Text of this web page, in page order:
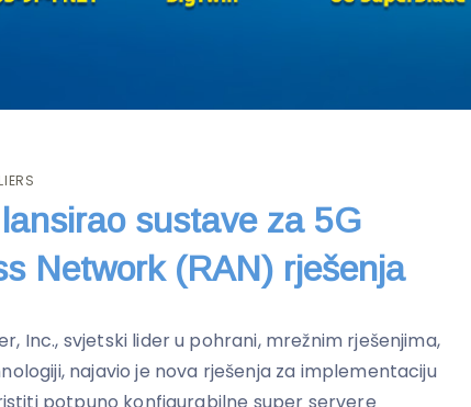
sustave za 5G
Network (RAN) rješenja
Inc., svjetski lider u pohrani, mrežnim rješenjima,
najavio je nova rješenja za implementaciju